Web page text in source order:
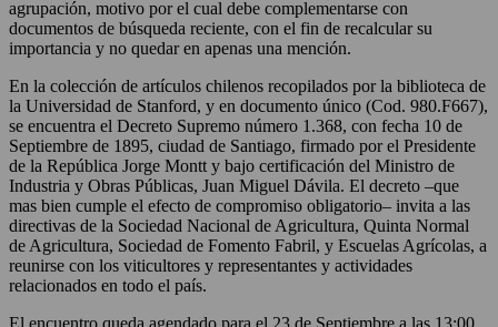
agrupación, motivo por el cual debe complementarse con
documentos de búsqueda reciente, con el fin de recalcular su
importancia y no quedar en apenas una mención.
En la colección de artículos chilenos recopilados por la biblioteca de
la Universidad de Stanford, y en documento único (Cod. 980.F667),
se encuentra el Decreto Supremo número 1.368, con fecha 10 de
Septiembre de 1895, ciudad de Santiago, firmado por el Presidente
de la República Jorge Montt y bajo certificación del Ministro de
Industria y Obras Públicas, Juan Miguel Dávila. El decreto –que
mas bien cumple el efecto de compromiso obligatorio– invita a las
directivas de la Sociedad Nacional de Agricultura, Quinta Normal
de Agricultura, Sociedad de Fomento Fabril, y Escuelas Agrícolas, a
reunirse con los viticultores y representantes y actividades
relacionados en todo el país.